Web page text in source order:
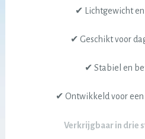
✔ Lichtgewicht
✔ Geschikt voor
✔ Stabiel en
✔ Ontwikkeld voor een
Verkrijgbaar in drie